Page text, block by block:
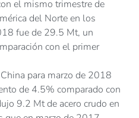
el mismo trimestre de
del Norte en los
fue de 29.5 Mt, un
con el primer
para marzo de 2018
de 4.5% comparado con
9.2 Mt de acero crudo en